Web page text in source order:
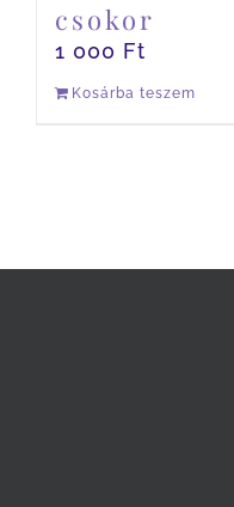
csokor
1 000 Ft
Kosárba teszem